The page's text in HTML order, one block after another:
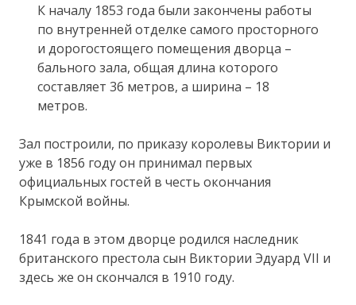
К началу 1853 года были закончены работы
по внутренней отделке самого просторного
и дорогостоящего помещения дворца –
бального зала, общая длина которого
составляет 36 метров, а ширина – 18
метров.
Зал построили, по приказу королевы Виктории и
уже в 1856 году он принимал первых
официальных гостей в честь окончания
Крымской войны.
1841 года в этом дворце родился наследник
британского престола сын Виктории Эдуард VII и
здесь же он скончался в 1910 году.